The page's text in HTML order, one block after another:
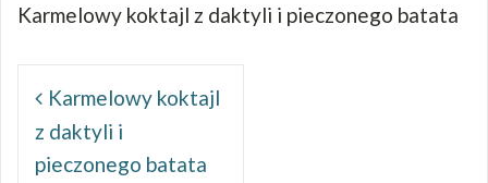
Karmelowy koktajl z daktyli i pieczonego batata
wpisuKarmelowy koktajl
z daktyli i
pieczonego batata